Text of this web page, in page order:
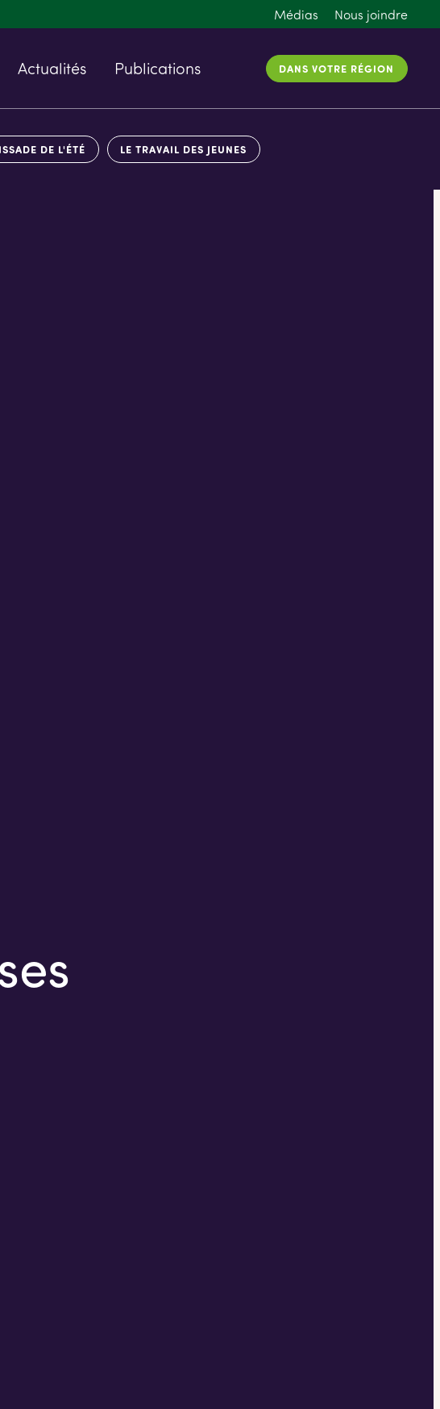
Médias Nous joindre
DE L'ÉTÉ LE TRAVAIL DES JEUNES
Actualités Publications DANS VOTRE RÉGION